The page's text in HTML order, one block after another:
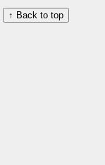
↑ Back to top